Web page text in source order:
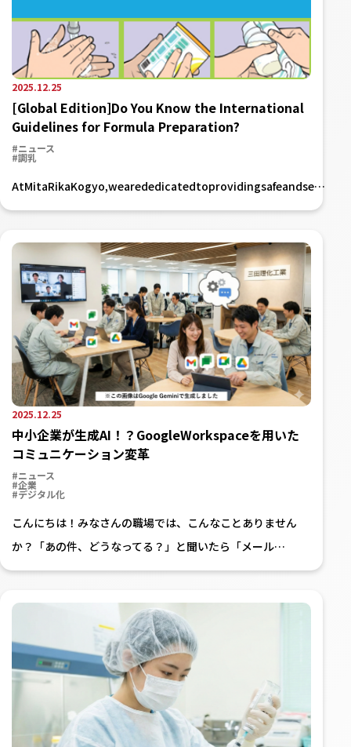
2025.12.25
[Global Edition]Do You Know the International
Guidelines for Formula Preparation?
#ニュース
#調乳
AtMitaRikaKogyo,wearededicatedtoprovidingsafeandse…
2025.12.25
中小企業が生成AI！？GoogleWorkspaceを用いた
コミュニケーション変革
#ニュース
#企業
#デジタル化
こんにちは！みなさんの職場では、こんなことありません
か？「あの件、どうなってる？」と聞いたら「メール…